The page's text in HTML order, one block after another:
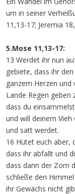
um in seiner
11,13-17; Jeremia
5.Mose 11,13-17:
13 Werdet ihr nun
gebiete, dass ihr
ganzem Herzen und
Lande Regen geben
dass du
und will deinem
und satt werdet.
16 Hütet euch aber,
dass ihr abfallt und
dass dann der Zorn
schließe den
ihr Gewächs nicht